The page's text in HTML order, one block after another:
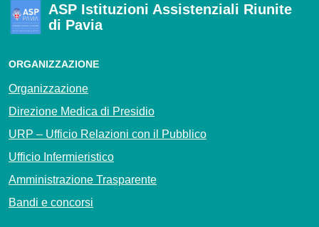
ASP Istituzioni Assistenziali Riunite
di Pavia
ORGANIZZAZIONE
Organizzazione
Direzione Medica di Presidio
URP – Ufficio Relazioni con il Pubblico
Ufficio Infermieristico
Amministrazione Trasparente
Bandi e concorsi